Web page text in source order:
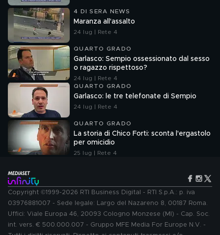
4 DI SERA NEWS
Maranza all'assalto
24 lug | Rete 4
QUARTO GRADO
Garlasco: Sempio ossessionato dal sesso
o ragazzo rispettoso?
24 lug | Rete 4
QUARTO GRADO
Garlasco: le tre telefonate di Sempio
24 lug | Rete 4
QUARTO GRADO
La storia di Chico Forti: sconta l'ergastolo
per omicidio
25 lug | Rete 4
Copyright ©1999-2026 RTI Business Digital - RTI S.p.A.: p. iva
03976881007 - Sede legale: Largo del Nazareno 8, 00187 Roma.
Uffici: Viale Europa 46, 20093 Cologno Monzese (MI) - Cap. Soc.
int. vers. € 500.000.007 - Gruppo MFE Media For Europe N.V. -